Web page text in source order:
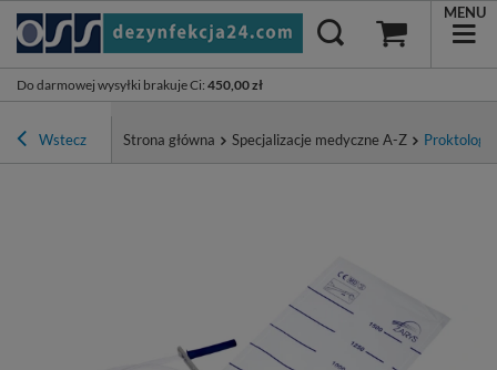
Do darmowej wysyłki brakuje Ci: 450,00 zł
MENU
Wstecz Strona główna Specjalizacje medyczne A-Z Proktologia